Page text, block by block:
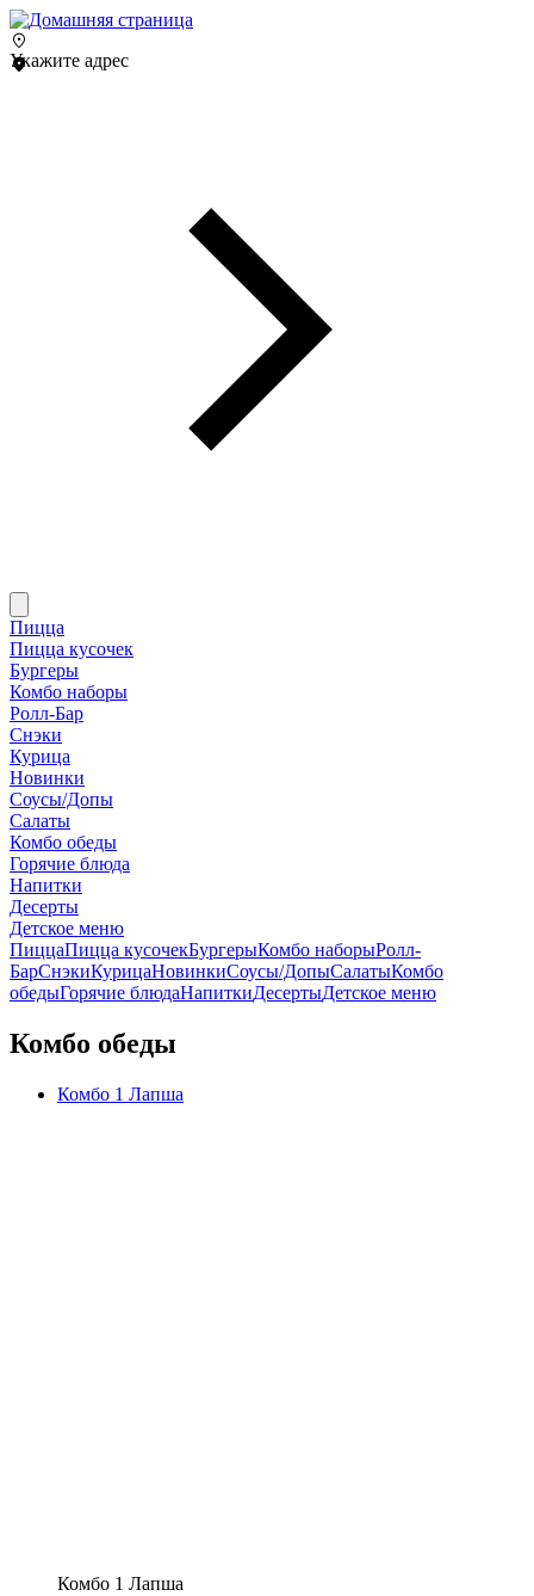
Укажите адрес
Пицца
Пицца кусочек
Бургеры
Комбо наборы
Ролл-Бар
Снэки
Курица
Новинки
Соусы/Допы
Салаты
Комбо обеды
Горячие блюда
Напитки
Десерты
Детское меню
ПиццаПицца кусочекБургерыКомбо наборыРолл-
БарСнэкиКурицаНовинкиСоусы/ДопыСалатыКомбо
обедыГорячие блюдаНапиткиДесертыДетское меню
Комбо обеды
Комбо 1 Лапша
Комбо 1 Лапша